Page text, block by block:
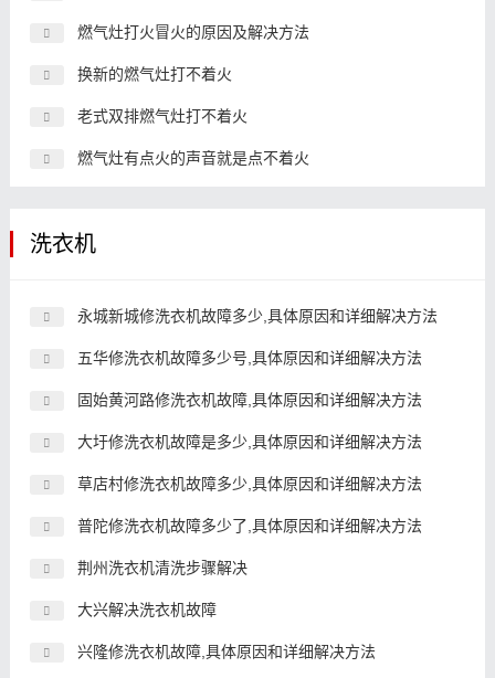
燃气灶打火冒火的原因及解决方法
换新的燃气灶打不着火
老式双排燃气灶打不着火
燃气灶有点火的声音就是点不着火
洗衣机
永城新城修洗衣机故障多少,具体原因和详细解决方法
五华修洗衣机故障多少号,具体原因和详细解决方法
固始黄河路修洗衣机故障,具体原因和详细解决方法
大圩修洗衣机故障是多少,具体原因和详细解决方法
草店村修洗衣机故障多少,具体原因和详细解决方法
普陀修洗衣机故障多少了,具体原因和详细解决方法
荆州洗衣机清洗步骤解决
大兴解决洗衣机故障
兴隆修洗衣机故障,具体原因和详细解决方法